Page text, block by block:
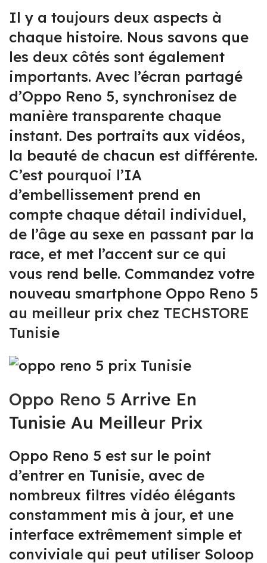
Il y a toujours deux aspects à
chaque histoire. Nous savons que
les deux côtés sont également
importants. Avec l’écran partagé
d’Oppo Reno 5, synchronisez de
manière transparente chaque
instant. Des portraits aux vidéos,
la beauté de chacun est différente.
C’est pourquoi l’IA
d’embellissement prend en
compte chaque détail individuel,
de l’âge au sexe en passant par la
race, et met l’accent sur ce qui
vous rend belle. Commandez votre
nouveau smartphone Oppo Reno 5
au meilleur prix chez TECHSTORE
Tunisie
Oppo Reno 5 Arrive En
Tunisie Au Meilleur Prix
Oppo Reno 5 est sur le point
d’entrer en Tunisie, avec de
nombreux filtres vidéo élégants
constamment mis à jour, et une
interface extrêmement simple et
conviviale qui peut utiliser Soloop